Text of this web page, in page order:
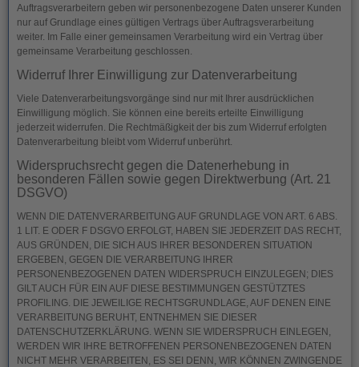
Auftragsverarbeitern geben wir personenbezogene Daten unserer Kunden
nur auf Grundlage eines gültigen Vertrags über Auftragsverarbeitung
weiter. Im Falle einer gemeinsamen Verarbeitung wird ein Vertrag über
gemeinsame Verarbeitung geschlossen.
Widerruf Ihrer Einwilligung zur Datenverarbeitung
Viele Datenverarbeitungsvorgänge sind nur mit Ihrer ausdrücklichen
Einwilligung möglich. Sie können eine bereits erteilte Einwilligung
jederzeit widerrufen. Die Rechtmäßigkeit der bis zum Widerruf erfolgten
Datenverarbeitung bleibt vom Widerruf unberührt.
Widerspruchsrecht gegen die Datenerhebung in
besonderen Fällen sowie gegen Direktwerbung (Art. 21
DSGVO)
WENN DIE DATENVERARBEITUNG AUF GRUNDLAGE VON ART. 6 ABS.
1 LIT. E ODER F DSGVO ERFOLGT, HABEN SIE JEDERZEIT DAS RECHT,
AUS GRÜNDEN, DIE SICH AUS IHRER BESONDEREN SITUATION
ERGEBEN, GEGEN DIE VERARBEITUNG IHRER
PERSONENBEZOGENEN DATEN WIDERSPRUCH EINZULEGEN; DIES
GILT AUCH FÜR EIN AUF DIESE BESTIMMUNGEN GESTÜTZTES
PROFILING. DIE JEWEILIGE RECHTSGRUNDLAGE, AUF DENEN EINE
VERARBEITUNG BERUHT, ENTNEHMEN SIE DIESER
DATENSCHUTZERKLÄRUNG. WENN SIE WIDERSPRUCH EINLEGEN,
WERDEN WIR IHRE BETROFFENEN PERSONENBEZOGENEN DATEN
NICHT MEHR VERARBEITEN, ES SEI DENN, WIR KÖNNEN ZWINGENDE